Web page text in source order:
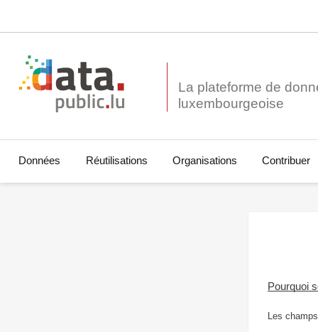
La plateforme de
Données Réutilisations Organisations Contribuer
Pourquoi
Les